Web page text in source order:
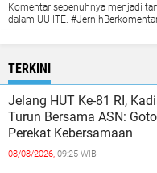
Komentar sepenuhnya menjadi
dalam UU ITE.
TERKINI
Jelang HUT Ke-81 RI,
Turun Bersama ASN:
Perekat Kebersamaan
08/08/2026, 09:25 WIB